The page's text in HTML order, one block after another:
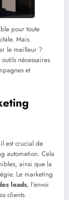
pour toute
Mais
le meilleur ?
nécessaires
et
est crucial de
automation. Cela
ainsi que la
Le marketing
leads, l’envoi
clients.